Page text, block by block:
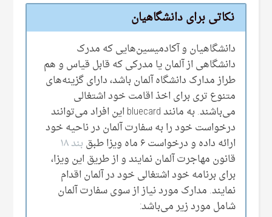
نکاتی‌ برای دانشگاهیان
دانشگاهیان و آکادمیسین‌هایی‌ که مدرک
دانشگاهی از آلمان یا مدرکی‌ که قابل قیاس و هم
طراز مدارک دانشگاه آلمان باشد، دارای گزینه‌های
متنوع تری برای اخذ اقامت خود اشتغالی
می‌‌باشند. به مانند bluecard این افراد می‌‌توانند
درخواست خود را به سفارت آلمان در ناحیه خود
ارائه داده و درخواست ۶ ماه ویزا طبق
بند ۱۸
قانون مهاجرت آلمان نمایند و از طریق این ویزا،
برای برنامه خود اشتغالی خود در آلمان اقدام
نمایند. مدارک مورد نیاز از سوی سفارت آلمان
شامل مورد زیر می‌باشد: